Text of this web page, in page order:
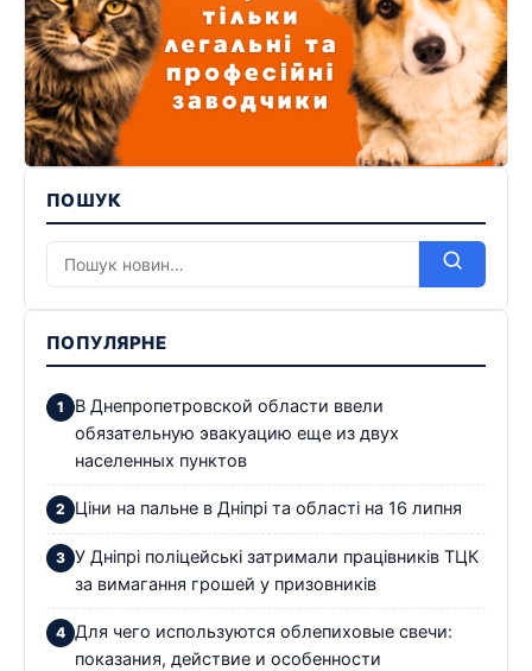
ПОШУК
ПОПУЛЯРНЕ
В Днепропетровской области ввели
обязательную эвакуацию еще из двух
населенных пунктов
Ціни на пальне в Дніпрі та області на 16 липня
У Дніпрі поліцейські затримали працівників ТЦК
за вимагання грошей у призовників
Для чего используются облепиховые свечи:
показания, действие и особенности